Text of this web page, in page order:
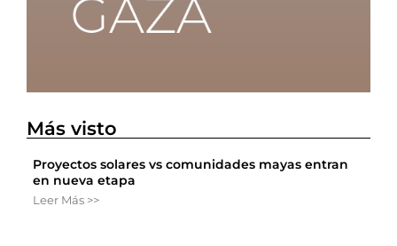
Más visto
Proyectos solares vs comunidades mayas entran
en nueva etapa
Leer Más >>